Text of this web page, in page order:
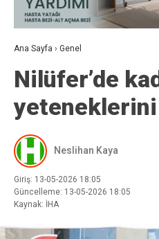
Ana Sayfa › Genel
Nilüfer’de
Neslihan Kaya
Giriş: 13-05-2026 18:05
Güncelleme: 13-05-2026 18:05
Kaynak: İHA